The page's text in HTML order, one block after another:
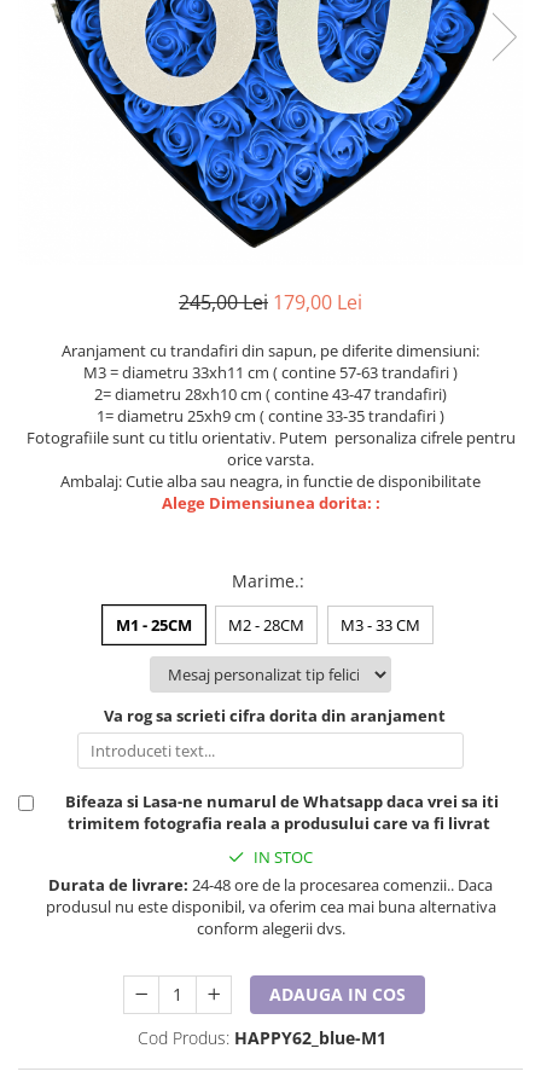
Cadouri barbati
Seturi cadou barbati
Seturi cadou barbati portofel si curea
Ceasuri pentru EL
Cadouri craciun barbati
Cadouri personalizate barbati
Cadouri copii bebelusi 0+
Cadouri copii 1 an
Cadouri craciun copii
Colectia Disney
Sticlă pentru apa Personalizată
Sepci personalizate
Seturi cadou pentru copii KID's Collection
Pijamale de CRACIUN
Pijamale de barbati
Halate si capoate
WINTER Collection
Incaltaminte
Seturi elegante femei
Pijamale BIG SIZE femei
Cadouri ocazii speciale
Tricouri de craciun
Etichete scolare
Sepci personalizate
Bannere personalizate scoli si gradinite
Caserole personalizate sandwich
Saculeti personalizati
Sticla de apa personalizata
245,00 Lei 179,00 Lei
Aranjament cu trandafiri din sapun, pe diferite dimensiuni:
M3 = diametru 33xh11 cm ( contine 57-63 trandafiri )
2= diametru 28xh10 cm ( contine 43-47 trandafiri)
1= diametru 25xh9 cm ( contine 33-35 trandafiri )
Fotografiile sunt cu titlu orientativ. Putem personaliza cifrele pentru
orice varsta.
Ambalaj: Cutie alba sau neagra, in functie de disponibilitate
Alege Dimensiunea dorita: :
Marime.:
M1 - 25CM M2 - 28CM M3 - 33 CM
Va rog sa scrieti cifra dorita din aranjament
Bifeaza si Lasa-ne numarul de Whatsapp daca vrei sa iti
trimitem fotografia reala a produsului care va fi livrat
IN STOC
Durata de livrare: 24-48 ore de la procesarea comenzii.. Daca
produsul nu este disponibil, va oferim cea mai buna alternativa
conform alegerii dvs.
ADAUGA IN COS
Cod Produs: HAPPY62_blue-M1